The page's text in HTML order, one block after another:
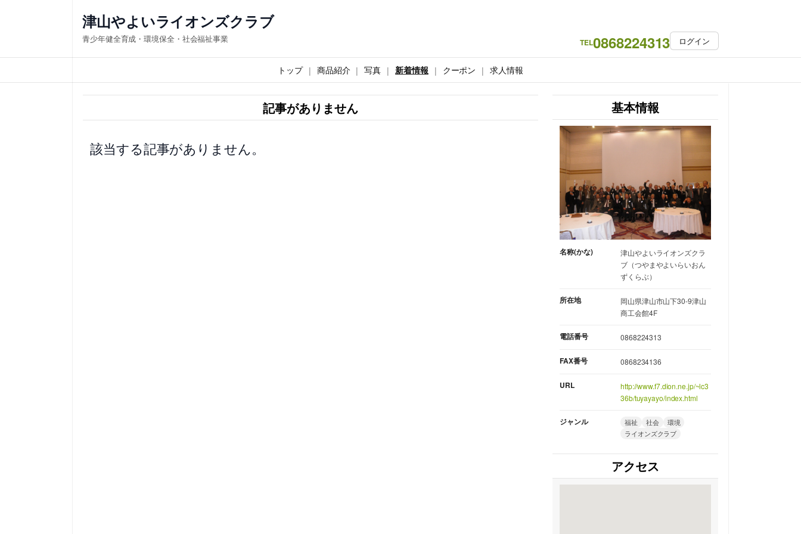
ス
キ
津山やよいライオンズクラブ
青少年健全育成・環境保全・社会福祉事業 TEL0868224313 ログイン
トップ 商品紹介 写真 新着情報 クーポン 求人情報
記事がありません
該当する記事がありません。
基本情報
名称(かな)
津山やよいライオンズクラ
ブ（つやまやよいらいおん
ずくらぶ）
所在地
岡山県津山市山下30-9津山
商工会館4F
電話番号 0868224313
FAX番号 0868234136
URL
http://www.f7.dion.ne.jp/~lc3
36b/tuyayayo/index.html
ジャンル 福祉 社会
環境
ライオンズクラブ
アクセス